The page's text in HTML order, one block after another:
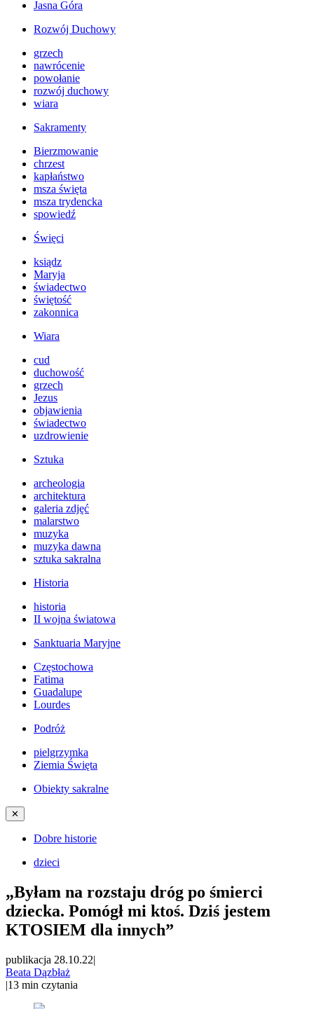
Jasna Góra
Rozwój Duchowy
grzech
nawrócenie
powołanie
rozwój duchowy
wiara
Sakramenty
Bierzmowanie
chrzest
kapłaństwo
msza święta
msza trydencka
spowiedź
Święci
ksiądz
Maryja
świadectwo
świętość
zakonnica
Wiara
cud
duchowość
grzech
Jezus
objawienia
świadectwo
uzdrowienie
Sztuka
archeologia
architektura
galeria zdjęć
malarstwo
muzyka
muzyka dawna
sztuka sakralna
Historia
historia
II wojna światowa
Sanktuaria Maryjne
Częstochowa
Fatima
Guadalupe
Lourdes
Podróż
pielgrzymka
Ziemia Święta
Obiekty sakralne
✕
Dobre historie
dzieci
„Byłam na rozstaju dróg po śmierci
dziecka. Pomógł mi ktoś. Dziś jestem
KTOSIEM dla innych”
publikacja 28.10.22|
Beata Dązbłaż
|13 min czytania